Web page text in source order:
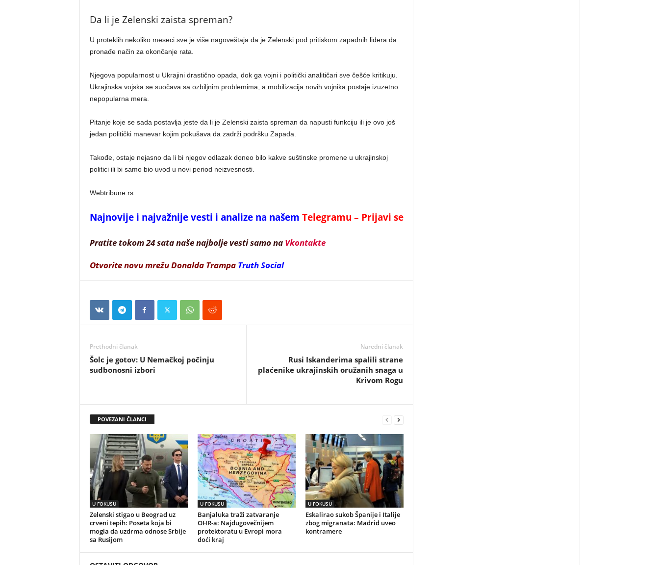
Da li je Zelenski zaista spreman?
U proteklih nekoliko meseci sve je više nagoveštaja da je Zelenski pod pritiskom zapadnih lidera da
pronađe način za okončanje rata.
Njegova popularnost u Ukrajini drastično opada, dok ga vojni i politički analitičari sve češće kritikuju.
Ukrajinska vojska se suočava sa ozbiljnim problemima, a mobilizacija novih vojnika postaje izuzetno
nepopularna mera.
Pitanje koje se sada postavlja jeste da li je Zelenski zaista spreman da napusti funkciju ili je ovo još
jedan politički manevar kojim pokušava da zadrži podršku Zapada.
Takođe, ostaje nejasno da li bi njegov odlazak doneo bilo kakve suštinske promene u ukrajinskoj
politici ili bi samo bio uvod u novi period neizvesnosti.
Webtribune.rs
Najnovije i najvažnije vesti i analize na našem Telegramu – Prijavi se
Pratite tokom 24 sata naše najbolje vesti samo na Vkontakte
Otvorite novu mrežu Donalda Trampa Truth Social
Prethodni članak
Šolc je gotov: U Nemačkoj počinju
sudbonosni izbori
Naredni članak
Rusi Iskanderima spalili strane
plaćenike ukrajinskih oružanih snaga u
Krivom Rogu
POVEZANI ČLANCI
U FOKUSU
Zelenski stigao u Beograd uz
crveni tepih: Poseta koja bi
mogla da uzdrma odnose Srbije
sa Rusijom
U FOKUSU
Banjaluka traži zatvaranje
OHR-a: Najdugovečnijem
protektoratu u Evropi mora
doći kraj
U FOKUSU
Eskalirao sukob Španije i Italije
zbog migranata: Madrid uveo
kontramere